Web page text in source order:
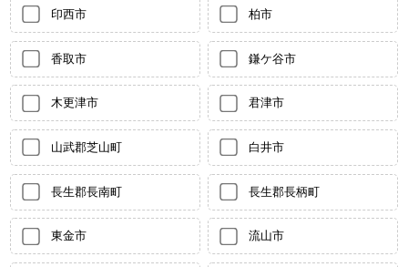
印西市 柏市
香取市 鎌ケ谷市
木更津市 君津市
山武郡芝山町 白井市
長生郡長南町 長生郡長柄町
東金市 流山市